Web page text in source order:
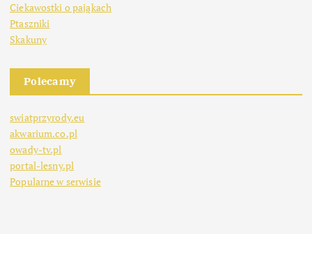
Ciekawostki o pająkach
Ptaszniki
Skakuny
Polecamy
swiatprzyrody.eu
akwarium.co.pl
owady-tv.pl
portal-lesny.pl
Popularne w serwisie